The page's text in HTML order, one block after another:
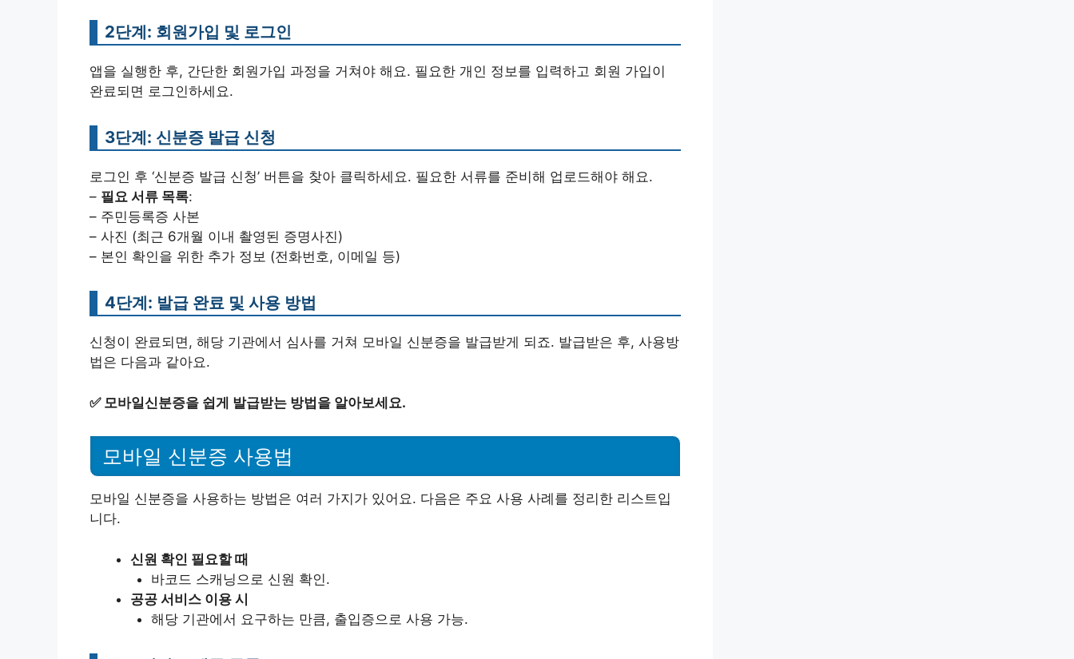
2단계: 회원가입 및 로그인
앱을 실행한 후, 간단한 회원가입 과정을 거쳐야 해요. 필요한 개인 정보를 입력하고 회원 가입이
완료되면 로그인하세요.
3단계: 신분증 발급 신청
로그인 후 ‘신분증 발급 신청’ 버튼을 찾아 클릭하세요. 필요한 서류를 준비해 업로드해야 해요.
– 필요 서류 목록:
– 주민등록증 사본
– 사진 (최근 6개월 이내 촬영된 증명사진)
– 본인 확인을 위한 추가 정보 (전화번호, 이메일 등)
4단계: 발급 완료 및 사용 방법
신청이 완료되면, 해당 기관에서 심사를 거쳐 모바일 신분증을 발급받게 되죠. 발급받은 후, 사용방
법은 다음과 같아요.
✅ 모바일신분증을 쉽게 발급받는 방법을 알아보세요.
모바일 신분증 사용법
모바일 신분증을 사용하는 방법은 여러 가지가 있어요. 다음은 주요 사용 사례를 정리한 리스트입
니다.
신원 확인 필요할 때
바코드 스캐닝으로 신원 확인.
공공 서비스 이용 시
해당 기관에서 요구하는 만큼, 출입증으로 사용 가능.